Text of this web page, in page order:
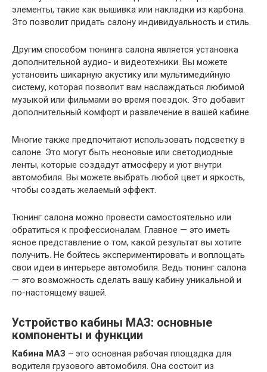
элементы, такие как вышивка или накладки из карбона.
Это позволит придать салону индивидуальность и стиль.
Другим способом тюнинга салона является установка
дополнительной аудио- и видеотехники. Вы можете
установить шикарную акустику или мультимедийную
систему, которая позволит вам наслаждаться любимой
музыкой или фильмами во время поездок. Это добавит
дополнительный комфорт и развлечение в вашей кабине.
Многие также предпочитают использовать подсветку в
салоне. Это могут быть неоновые или светодиодные
ленты, которые создадут атмосферу и уют внутри
автомобиля. Вы можете выбрать любой цвет и яркость,
чтобы создать желаемый эффект.
Тюнинг салона можно провести самостоятельно или
обратиться к профессионалам. Главное — это иметь
ясное представление о том, какой результат вы хотите
получить. Не бойтесь экспериментировать и воплощать
свои идеи в интерьере автомобиля. Ведь тюнинг салона
— это возможность сделать вашу кабину уникальной и
по-настоящему вашей.
Устройство кабины МАЗ: основные
компоненты и функции
Кабина МАЗ – это основная рабочая площадка для
водителя грузового автомобиля. Она состоит из